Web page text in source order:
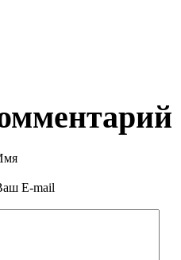
E-mail